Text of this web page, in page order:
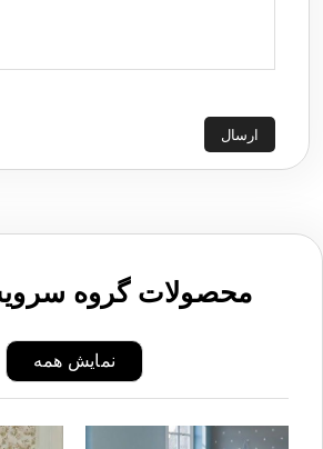
ارسال
محصولات گروه
نمایش همه